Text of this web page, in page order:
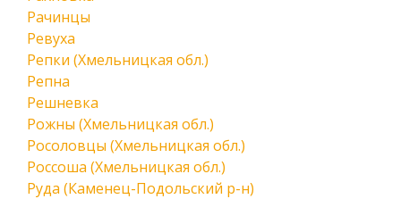
Рачинцы
Ревуха
Репки (Хмельницкая обл.)
Репна
Решневка
Рожны (Хмельницкая обл.)
Росоловцы (Хмельницкая обл.)
Россоша (Хмельницкая обл.)
Руда (Каменец-Подольский р-н)